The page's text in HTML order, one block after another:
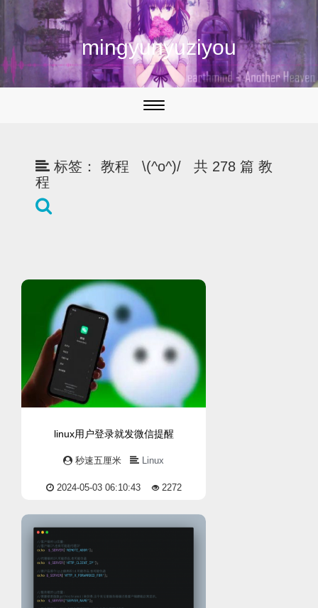
mingyunyuziyou
切
标签： 教程 \(^o^)/ 共 278 篇 教
程
linux用户登录就发微信提醒
秒速五厘米 Linux
2024-05-03 06:10:43 2272